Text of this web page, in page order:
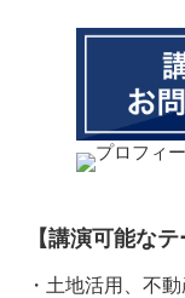
【講演可能な
・土地活用、不